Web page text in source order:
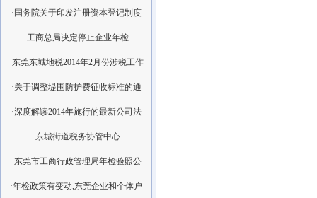
·国务院关于印发注册资本登记制度
·工商总局决定停止企业年检
·东莞东城地税2014年2月份涉税工作
·关于调整堤围防护费征收标准的通
·深度解读2014年施行的最新公司法
·东城街道税务协管中心
·东莞市工商行政管理局年检验照公
·年检政策有变动,东莞企业和个体户